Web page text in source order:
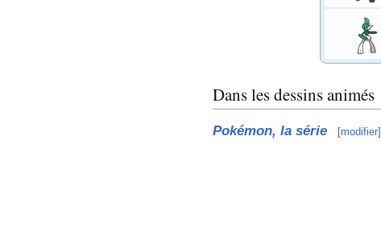
Dans les dessins animés
Pokémon, la série [modifier]